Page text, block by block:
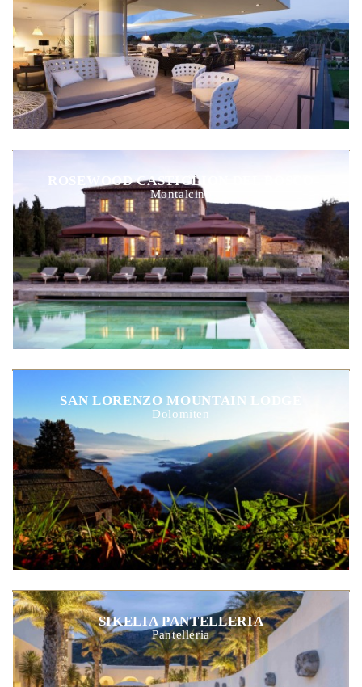
ROSEWOOD CASTIGLION DEL BOSCO
Montalcino
SAN LORENZO MOUNTAIN LODGE
Dolomiten
SIKELIA PANTELLERIA
Pantelleria